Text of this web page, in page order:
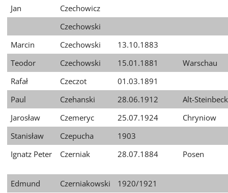
Jan
Czechowicz
Czechowski
Marcin
Czechowski
13.10.1883
Teodor
Czechowski 15.01.1881
Warschau
Rafał
Czeczot
01.03.1891
Paul
Czehanski 28.06.1912
Alt-Steinbeck
Jarosław
Czemeryc 25.07.1924
Chryniow
Stanisław
Czepucha
1903
Ignatz Peter
Czerniak 28.07.1884 Posen
Edmund Czerniakowski
1920/1921